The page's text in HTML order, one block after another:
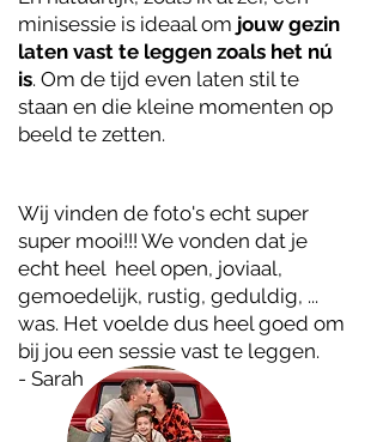
minisessie is ideaal om jouw gezin
laten vast te leggen zoals het nú
is. Om de tijd even laten stil te
staan en die kleine momenten op
beeld te zetten.
Wij vinden de foto's echt super
super mooi!!! We vonden dat je
echt heel heel open, joviaal,
gemoedelijk, rustig, geduldig, ...
was. Het voelde dus heel goed om
bij jou een sessie vast te leggen.
- Sarah